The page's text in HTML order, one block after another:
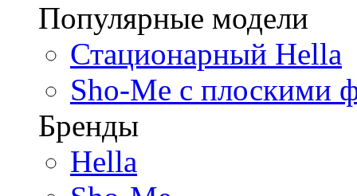
Популярные модели
Стационарный Hella
Sho-Me с плоскими
Бренды
Hella